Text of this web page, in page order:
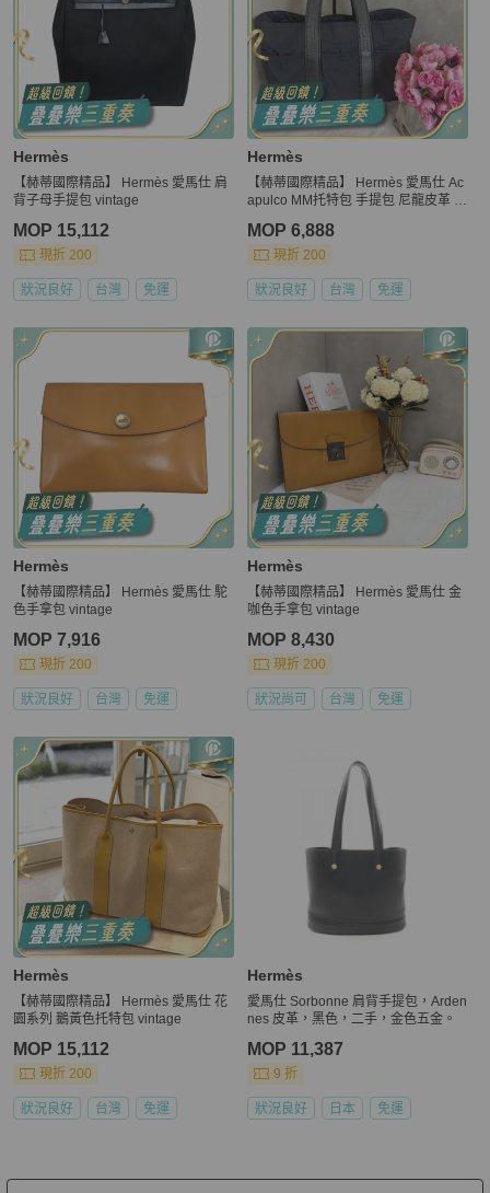
Hermès
【赫蒂國際精品】 Hermès 愛馬仕 肩
背子母手提包 vintage
MOP 15,112
現折 200
狀況良好 台灣 免運
Hermès
【赫蒂國際精品】 Hermès 愛馬仕 Ac
apulco MM托特包 手提包 尼龍皮革 vi
MOP 6,888
現折 200
狀況良好 台灣 免運
Hermès
【赫蒂國際精品】 Hermès 愛馬仕 駝
色手拿包 vintage
MOP 7,916
現折 200
狀況良好 台灣 免運
Hermès
【赫蒂國際精品】 Hermès 愛馬仕 金
咖色手拿包 vintage
MOP 8,430
現折 200
狀況尚可 台灣 免運
Hermès
【赫蒂國際精品】 Hermès 愛馬仕 花
園系列 鵝黃色托特包 vintage
MOP 15,112
現折 200
狀況良好 台灣 免運
Hermès
愛馬仕 Sorbonne 肩背手提包，Arden
nes 皮革，黑色，二手，金色五金。
MOP 11,387
9 折
狀況良好 日本 免運